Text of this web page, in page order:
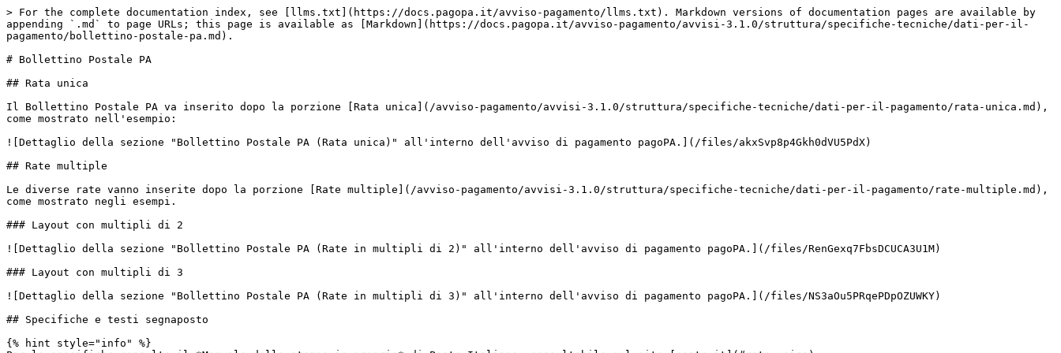
> For the complete documentation index, see [llms.txt](https://docs.pagopa.it/avviso-pagamento/llms.txt). Markdown versions of documentation pages are available by
appending `.md` to page URLs; this page is available as [Markdown](https://docs.pagopa.it/avviso-pagamento/avvisi-3.1.0/struttura/specifiche-tecniche/dati-per-il-
pagamento/bollettino-postale-pa.md).
# Bollettino Postale PA
## Rata unica
Il Bollettino Postale PA va inserito dopo la porzione [Rata unica](/avviso-pagamento/avvisi-3.1.0/struttura/specifiche-tecniche/dati-per-il-pagamento/rata-unica.md),
come mostrato nell'esempio:
![Dettaglio della sezione "Bollettino Postale PA (Rata unica)" all'interno dell'avviso di pagamento pagoPA.](/files/akxSvp8p4Gkh0dVU5PdX)
## Rate multiple
Le diverse rate vanno inserite dopo la porzione [Rate multiple](/avviso-pagamento/avvisi-3.1.0/struttura/specifiche-tecniche/dati-per-il-pagamento/rate-multiple.md),
come mostrato negli esempi.
### Layout con multipli di 2
![Dettaglio della sezione "Bollettino Postale PA (Rate in multipli di 2)" all'interno dell'avviso di pagamento pagoPA.](/files/RenGexq7FbsDCUCA3U1M)
### Layout con multipli di 3
![Dettaglio della sezione "Bollettino Postale PA (Rate in multipli di 3)" all'interno dell'avviso di pagamento pagoPA.](/files/NS3aOu5PRqePDpOZUWKY)
## Specifiche e testi segnaposto
{% hint style="info" %}